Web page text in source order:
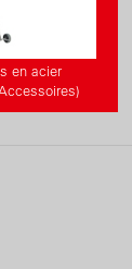
en acier